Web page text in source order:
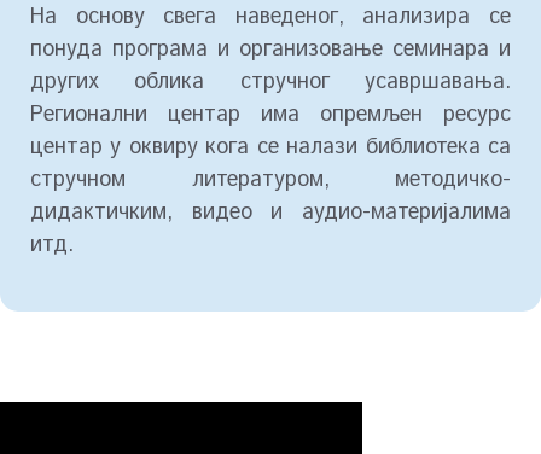
На основу свега наведеног, анализира се
понуда програма и организовање семинара и
других облика стручног усавршавања.
Регионални центар има опремљен ресурс
центар у оквиру кога се налази библиотека са
стручном литературом, методичко-
дидактичким, видео и аудио-материјалима
итд.